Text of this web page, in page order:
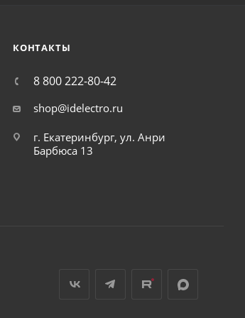
КОНТАКТЫ
8 800 222-80-42
shop@idelectro.ru
г. Екатеринбург, ул. Анри
Барбюса 13